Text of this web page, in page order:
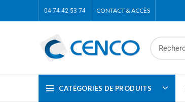
04 74 42 53 74 CONTACT & ACCÈS
CATÉGORIES DE PRODUITS